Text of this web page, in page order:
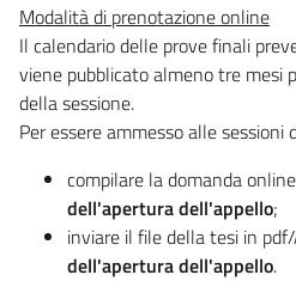
Modalità di prenotazione online
Il calendario delle prove finali
viene pubblicato almeno tre mesi
della sessione.
Per essere ammesso alle
compilare la domanda online
dell'apertura dell'appello;
inviare il file della tesi in
dell'apertura dell'appello.